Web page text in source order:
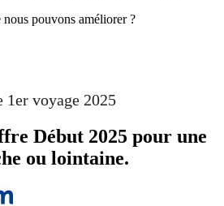
pouvons améliorer ?
voyage 2025
Début 2025 pour une
ou lointaine.